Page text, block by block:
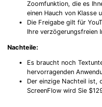
Zoomfunktion, die es
einen Hauch von Klasse
Die Freigabe gilt für
Ihre verzögerungsfreien
Nachteile:
Es braucht noch
hervorragenden
Der einzige Nachteil ist,
ScreenFlow wird Sie
Record